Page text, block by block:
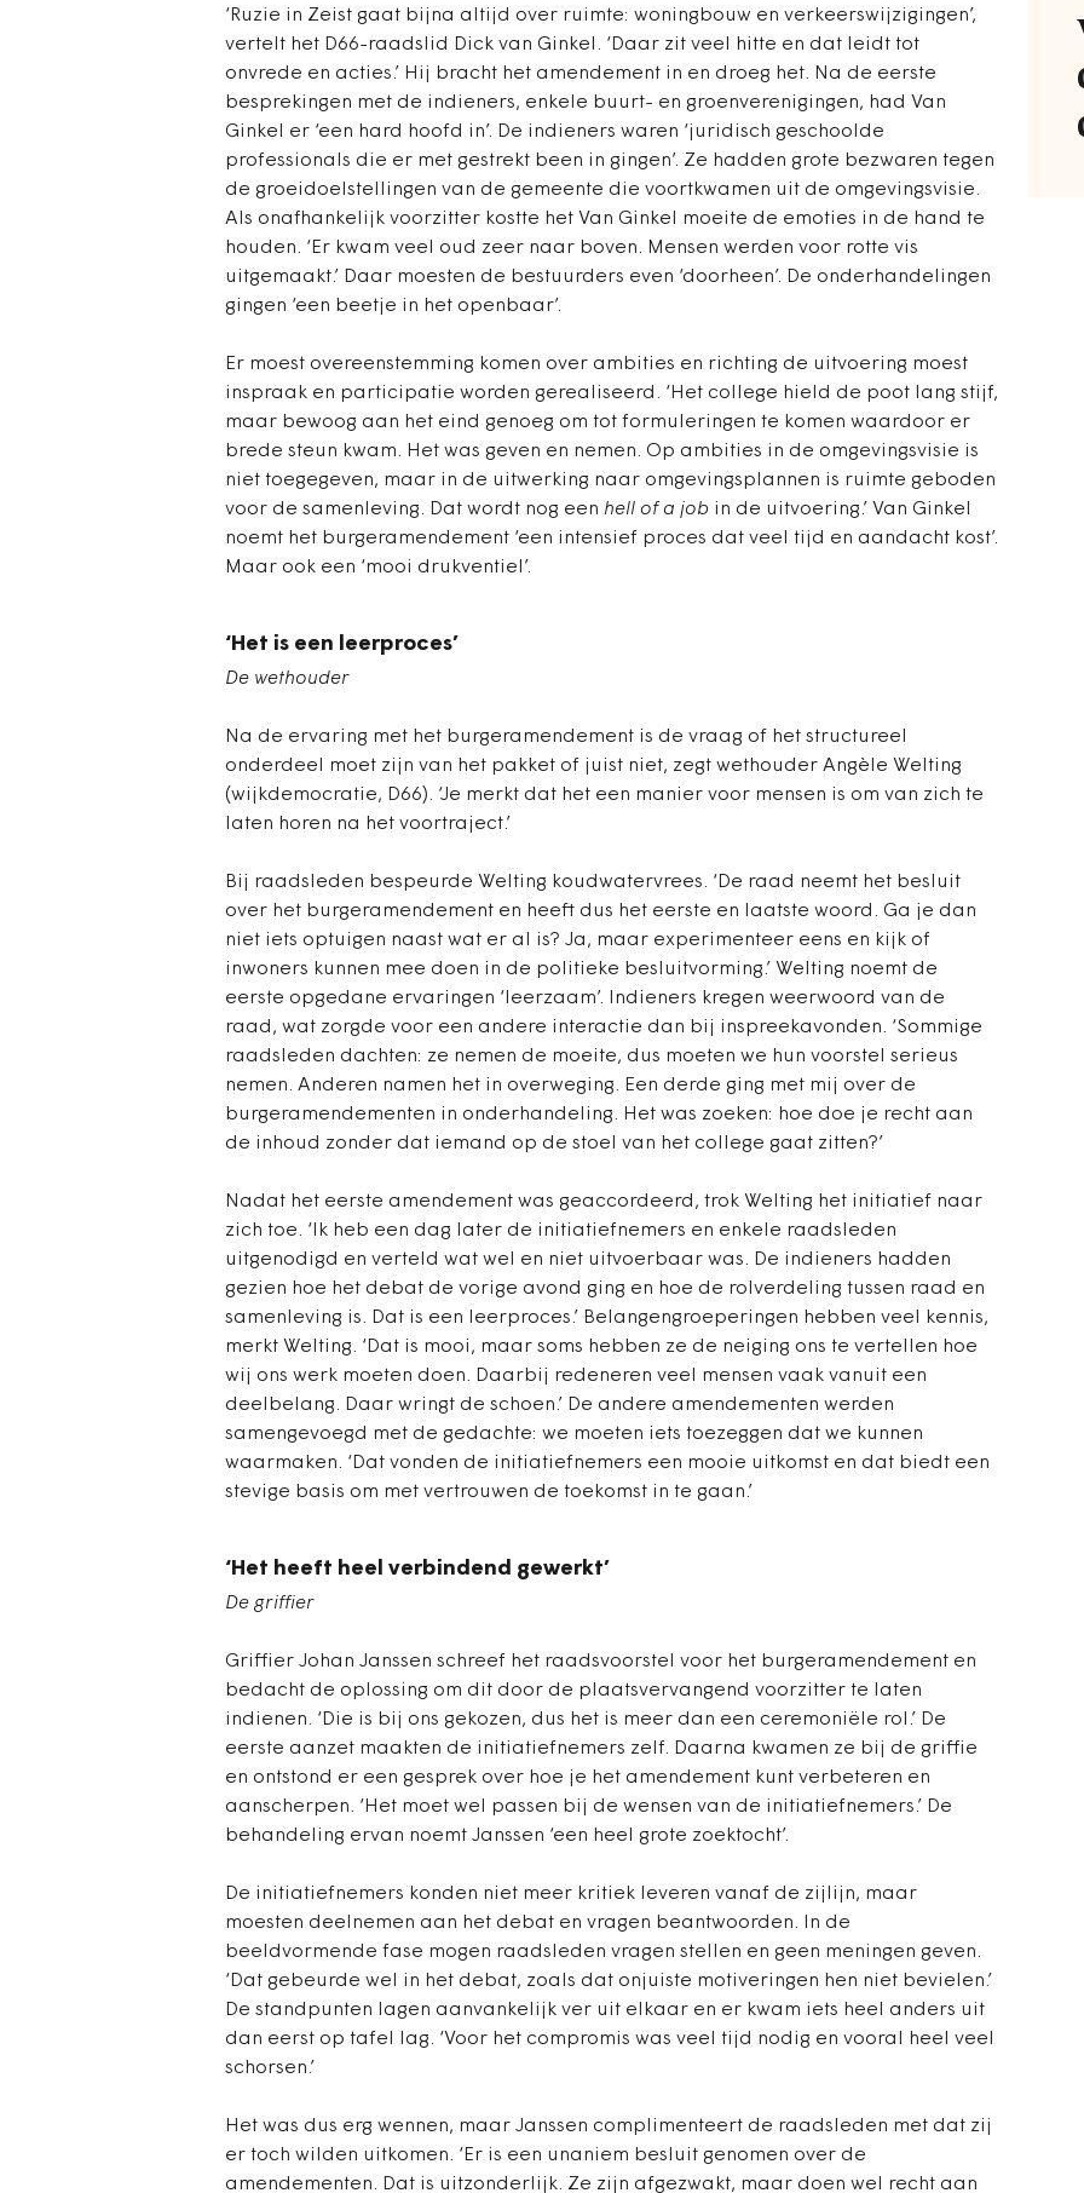
‘Ruzie in Zeist gaat bijna altijd over ruimte: woningbouw en verkeerswijzigingen’,
vertelt het D66-raadslid Dick van Ginkel. ‘Daar zit veel hitte en dat leidt tot
onvrede en acties.’ Hij bracht het amendement in en droeg het. Na de eerste
besprekingen met de indieners, enkele buurt- en groenverenigingen, had Van
Ginkel er ‘een hard hoofd in’. De indieners waren ‘juridisch geschoolde
professionals die er met gestrekt been in gingen’. Ze hadden grote bezwaren tegen
de groeidoelstellingen van de gemeente die voortkwamen uit de omgevingsvisie.
Als onafhankelijk voorzitter kostte het Van Ginkel moeite de emoties in de hand te
houden. ‘Er kwam veel oud zeer naar boven. Mensen werden voor rotte vis
uitgemaakt.’ Daar moesten de bestuurders even ‘doorheen’. De onderhandelingen
gingen ‘een beetje in het openbaar’.
Er moest overeenstemming komen over ambities en richting de uitvoering moest
inspraak en participatie worden gerealiseerd. ‘Het college hield de poot lang stijf,
maar bewoog aan het eind genoeg om tot formuleringen te komen waardoor er
brede steun kwam. Het was geven en nemen. Op ambities in de omgevingsvisie is
niet toegegeven, maar in de uitwerking naar omgevingsplannen is ruimte geboden
voor de samenleving. Dat wordt nog een hell of a job in de uitvoering.’ Van Ginkel
noemt het burgeramendement ‘een intensief proces dat veel tijd en aandacht kost’.
Maar ook een ‘mooi drukventiel’.
‘Het is een leerproces’
De wethouder
Na de ervaring met het burgeramendement is de vraag of het structureel
onderdeel moet zijn van het pakket of juist niet, zegt wethouder Angèle Welting
(wijkdemocratie, D66). ‘Je merkt dat het een manier voor mensen is om van zich te
laten horen na het voortraject.’
Bij raadsleden bespeurde Welting koudwatervrees. ‘De raad neemt het besluit
over het burgeramendement en heeft dus het eerste en laatste woord. Ga je dan
niet iets optuigen naast wat er al is? Ja, maar experimenteer eens en kijk of
inwoners kunnen mee doen in de politieke besluitvorming.’ Welting noemt de
eerste opgedane ervaringen ‘leerzaam’. Indieners kregen weerwoord van de
raad, wat zorgde voor een andere interactie dan bij inspreekavonden. ‘Sommige
raadsleden dachten: ze nemen de moeite, dus moeten we hun voorstel serieus
nemen. Anderen namen het in overweging. Een derde ging met mij over de
burgeramendementen in onderhandeling. Het was zoeken: hoe doe je recht aan
de inhoud zonder dat iemand op de stoel van het college gaat zitten?’
Nadat het eerste amendement was geaccordeerd, trok Welting het initiatief naar
zich toe. ‘Ik heb een dag later de initiatiefnemers en enkele raadsleden
uitgenodigd en verteld wat wel en niet uitvoerbaar was. De indieners hadden
gezien hoe het debat de vorige avond ging en hoe de rolverdeling tussen raad en
samenleving is. Dat is een leerproces.’ Belangengroeperingen hebben veel kennis,
merkt Welting. ‘Dat is mooi, maar soms hebben ze de neiging ons te vertellen hoe
wij ons werk moeten doen. Daarbij redeneren veel mensen vaak vanuit een
deelbelang. Daar wringt de schoen.’ De andere amendementen werden
samengevoegd met de gedachte: we moeten iets toezeggen dat we kunnen
waarmaken. ‘Dat vonden de initiatiefnemers een mooie uitkomst en dat biedt een
stevige basis om met vertrouwen de toekomst in te gaan.’
‘Het heeft heel verbindend gewerkt’
De griffier
Griffier Johan Janssen schreef het raadsvoorstel voor het burgeramendement en
bedacht de oplossing om dit door de plaatsvervangend voorzitter te laten
indienen. ‘Die is bij ons gekozen, dus het is meer dan een ceremoniële rol.’ De
eerste aanzet maakten de initiatiefnemers zelf. Daarna kwamen ze bij de griffie
en ontstond er een gesprek over hoe je het amendement kunt verbeteren en
aanscherpen. ‘Het moet wel passen bij de wensen van de initiatiefnemers.’ De
behandeling ervan noemt Janssen ‘een heel grote zoektocht’.
De initiatiefnemers konden niet meer kritiek leveren vanaf de zijlijn, maar
moesten deelnemen aan het debat en vragen beantwoorden. In de
beeldvormende fase mogen raadsleden vragen stellen en geen meningen geven.
‘Dat gebeurde wel in het debat, zoals dat onjuiste motiveringen hen niet bevielen.’
De standpunten lagen aanvankelijk ver uit elkaar en er kwam iets heel anders uit
dan eerst op tafel lag. ‘Voor het compromis was veel tijd nodig en vooral heel veel
schorsen.’
Het was dus erg wennen, maar Janssen complimenteert de raadsleden met dat zij
er toch wilden uitkomen. ‘Er is een unaniem besluit genomen over de
amendementen. Dat is uitzonderlijk. Ze zijn afgezwakt, maar doen wel recht aan